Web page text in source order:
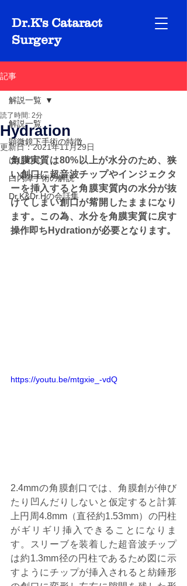
Dr.K's Cataract
Surgery
記事
解説一覧
顕微鏡下手術の特徴
はじめに
白内障手術の解説
Dr.K&Dr.Hの会話集
解説一覧
Hydration
読了時間: 2分
更新日：2021年11月29日
角膜実質は80%以上が水分のため、狭
い創口に超音波チップやインジェクタ
ーを挿入すると角膜実質内の水分が抜
けてしまい創口が觜開したままになり
ます。この為、水分を角膜実質に戻す
操作即ちHydrationが必要となります。
https://youtu.be/mtgxie_-vdQ
2.4mmの角膜創口では、角膜創が伸び
たり凹んだりしないと仮定すると計算
上円周4.8mm（直径約1.53mm）の円柱
がギリギリ挿入できることになりま
す。スリーブを装着した超音波チップ
は約1.3mm径の円柱であるため図に示
すようにチップが挿入されると紡錘形